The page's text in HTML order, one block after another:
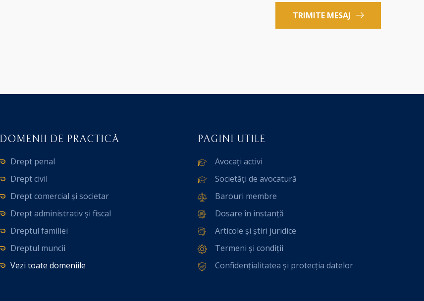
TRIMITE MESAJ
DOMENII DE PRACTICĂ
Drept penal
Drept civil
Drept comercial și societar
Drept administrativ și fiscal
Dreptul familiei
Dreptul muncii
Vezi toate domeniile
PAGINI UTILE
Avocați activi
Societăți de avocatură
Barouri membre
Dosare în instanță
Articole și știri juridice
Termeni și condiții
Confidențialitatea și protecția datelor